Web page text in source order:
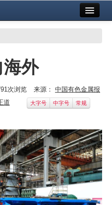
外
次浏览 来源： 中国有色金属报
道 大字号 中字号 常规